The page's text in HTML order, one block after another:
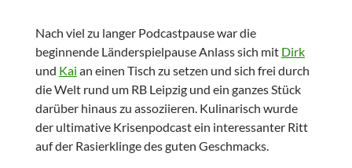
Nach viel zu langer Podcastpause war die
beginnende Länderspielpause Anlass sich mit Dirk
und Kai an einen Tisch zu setzen und sich frei durch
die Welt rund um RB Leipzig und ein ganzes Stück
darüber hinaus zu assoziieren. Kulinarisch wurde
der ultimative Krisenpodcast ein interessanter Ritt
auf der Rasierklinge des guten Geschmacks.